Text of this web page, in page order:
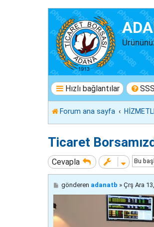
Hızlı bağlantılar SSS
Forum ana sayfa
Ticaret
Cevapla
M
j
gönderen adanatb » Çrş Ara